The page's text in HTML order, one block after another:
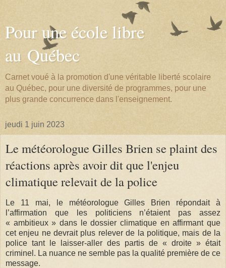
Pour une école libre
au Québec
Carnet voué à la promotion d'une véritable liberté scolaire
au Québec, pour une diversité de programmes, pour une
plus grande concurrence dans l'enseignement.
jeudi 1 juin 2023
Le météorologue Gilles Brien se plaint des
réactions après avoir dit que l'enjeu
climatique relevait de la police
Le 11 mai, le météorologue Gilles Brien répondait à
l’affirmation que les politiciens n’étaient pas assez
« ambitieux » dans le dossier climatique en affirmant que
cet enjeu ne devrait plus relever de la politique, mais de la
police tant le laisser-aller des partis de « droite » était
criminel. La nuance ne semble pas la qualité première de ce
message.